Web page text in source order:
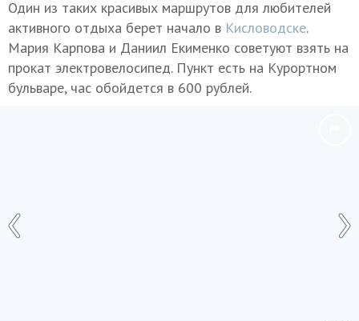
Один из таких красивых маршрутов для любителей
активного отдыха берет начало в Кисловодске.
Мария Карпова и Даниил Екименко советуют взять на
прокат электровелосипед. Пункт есть на Курортном
бульваре, час обойдется в 600 рублей.